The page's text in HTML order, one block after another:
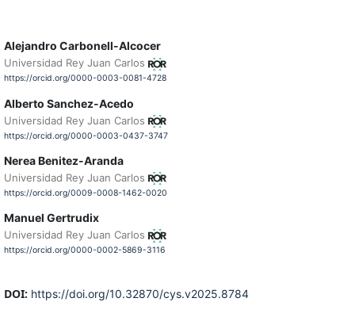
Alejandro Carbonell-Alcocer
Universidad Rey Juan Carlos
https://orcid.org/0000-0003-0081-4728
Alberto Sanchez-Acedo
Universidad Rey Juan Carlos
https://orcid.org/0000-0003-0437-3747
Nerea Benitez-Aranda
Universidad Rey Juan Carlos
https://orcid.org/0009-0008-1462-0020
Manuel Gertrudix
Universidad Rey Juan Carlos
https://orcid.org/0000-0002-5869-3116
DOI: https://doi.org/10.32870/cys.v2025.8784